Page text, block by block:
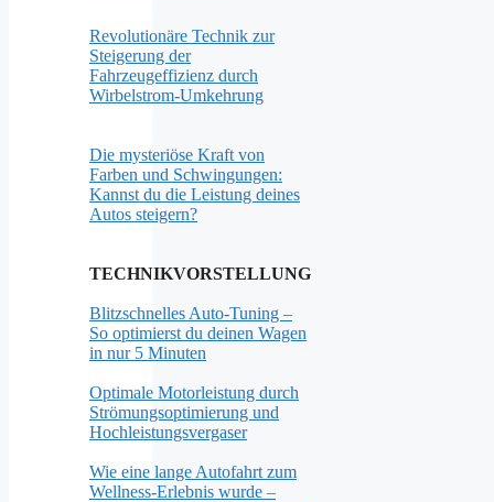
Revolutionäre Technik zur
Steigerung der
Fahrzeugeffizienz durch
Wirbelstrom-Umkehrung
Die mysteriöse Kraft von
Farben und Schwingungen:
Kannst du die Leistung deines
Autos steigern?
TECHNIKVORSTELLUNG
Blitzschnelles Auto-Tuning –
So optimierst du deinen Wagen
in nur 5 Minuten
Optimale Motorleistung durch
Strömungsoptimierung und
Hochleistungsvergaser
Wie eine lange Autofahrt zum
Wellness-Erlebnis wurde –